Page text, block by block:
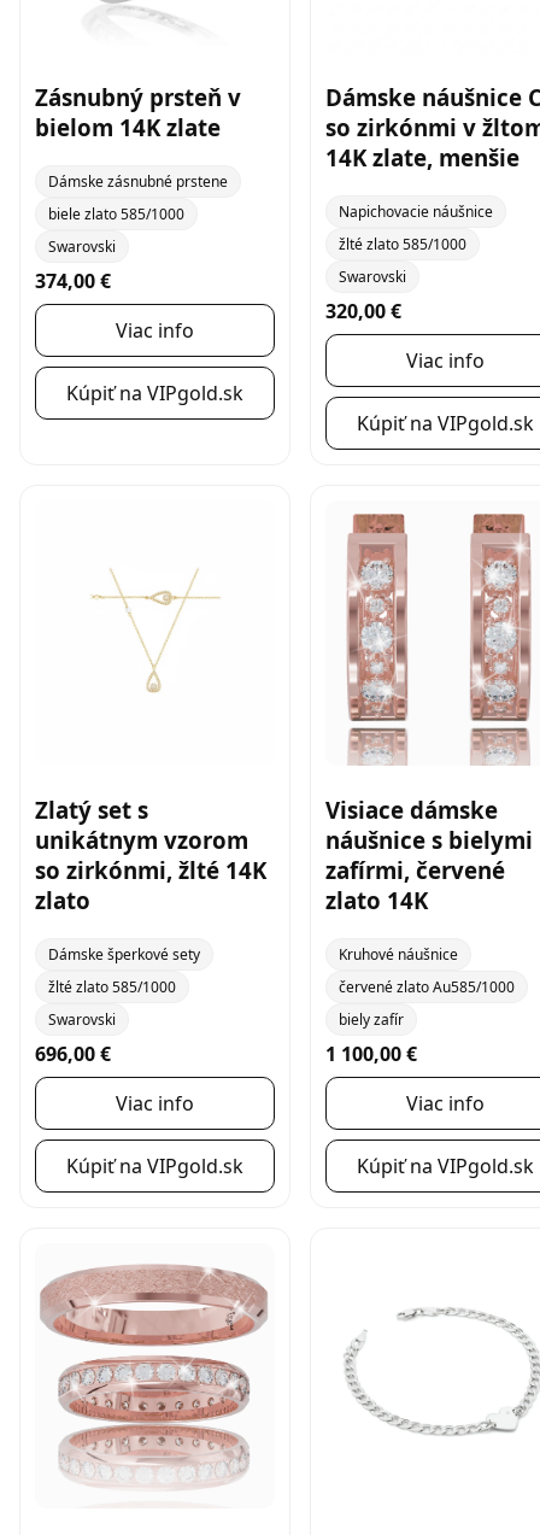
Zásnubný prsteň v
bielom 14K zlate
Dámske zásnubné prstene
biele zlato 585/1000
Swarovski
374,00 €
Viac info
Kúpiť na VIPgold.sk
Dámske náušnice
so zirkónmi v
14K zlate, menšie
Napichovacie náušnice
žlté zlato 585/1000
Swarovski
320,00 €
Viac info
Kúpiť na VIPgold.sk
Zlatý set s
unikátnym vzorom
so zirkónmi, žlté 14K
zlato
Dámske šperkové sety
žlté zlato 585/1000
Swarovski
696,00 €
Viac info
Kúpiť na VIPgold.sk
Visiace dámske
náušnice s bielymi
zafírmi, červené
zlato 14K
Kruhové náušnice
červené zlato Au585/1000
biely zafír
1 100,00 €
Viac info
Kúpiť na VIPgold.sk